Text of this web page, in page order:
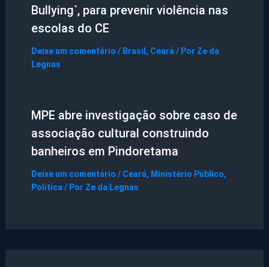
Bullying`, para prevenir violência nas
escolas do CE
Deixe um comentário / Brasil , Ceará / Por Ze da
Legnas
MPE abre investigação sobre caso de
associação cultural construindo
banheiros em Pindoretama
Deixe um comentário / Ceará, Ministério Público,
Política / Por Ze da Legnas